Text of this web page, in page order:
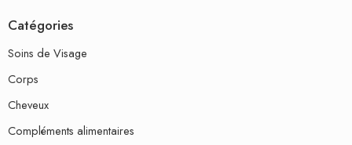
Catégories
Soins de Visage
Corps
Cheveux
Compléments alimentaires